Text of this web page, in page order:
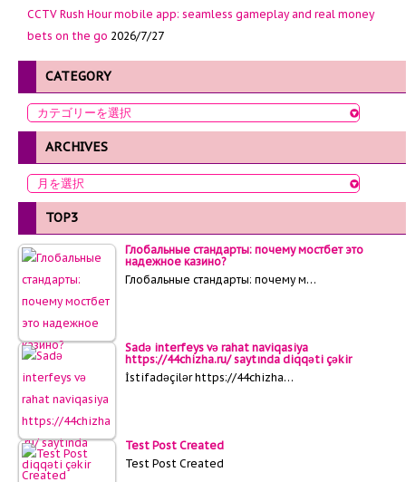
CCTV Rush Hour mobile app: seamless gameplay and real money
bets on the go 2026/7/27
CATEGORY
ARCHIVES
TOP3
Глобальные стандарты: почему мостбет это
надежное казино?
Глобальные стандарты: почему м…
Sadə interfeys və rahat naviqasiya
https://44chizha.ru/ saytında diqqəti çəkir
İstifadəçilər https://44chizha…
Test Post Created
Test Post Created